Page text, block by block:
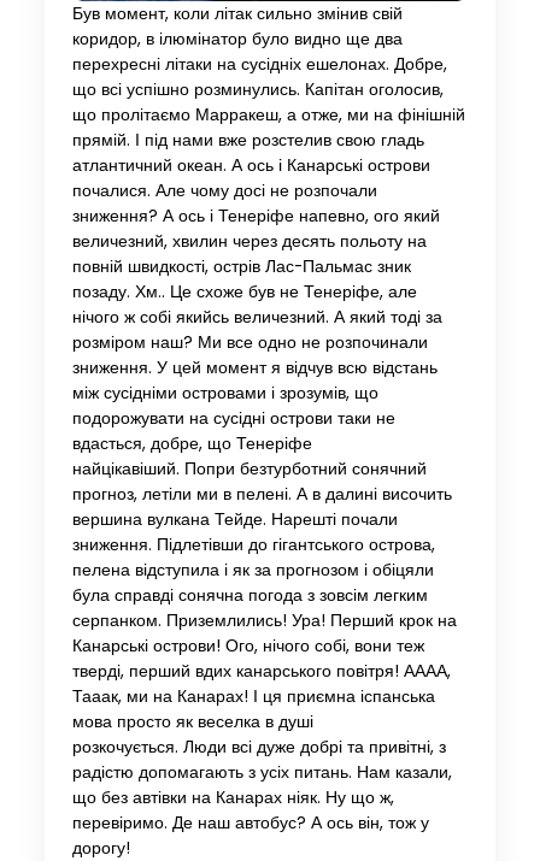
Був момент, коли літак сильно змінив свій
коридор, в ілюмінатор було видно ще два
перехресні літаки на сусідніх ешелонах. Добре,
що всі успішно розминулись. Капітан оголосив,
що пролітаємо Марракеш, а отже, ми на фінішній
прямій. І під нами вже розстелив свою гладь
атлантичний океан. А ось і Канарські острови
почалися. Але чому досі не розпочали
зниження? А ось і Тенеріфе напевно, ого який
величезний, хвилин через десять польоту на
повній швидкості, острів Лас-Пальмас зник
позаду. Хм.. Це схоже був не Тенеріфе, але
нічого ж собі якийсь величезний. А який тоді за
розміром наш? Ми все одно не розпочинали
зниження. У цей момент я відчув всю відстань
між сусідніми островами і зрозумів, що
подорожувати на сусідні острови таки не
вдасться, добре, що Тенеріфе
найцікавіший. Попри безтурботний сонячний
прогноз, летіли ми в пелені. А в далині височить
вершина вулкана Тейде. Нарешті почали
зниження. Підлетівши до гігантського острова,
пелена відступила і як за прогнозом і обіцяли
була справді сонячна погода з зовсім легким
серпанком. Приземлились! Ура! Перший крок на
Канарські острови! Ого, нічого собі, вони теж
тверді, перший вдих канарського повітря! АААА,
Тааак, ми на Канарах! І ця приємна іспанська
мова просто як веселка в душі
розкочується. Люди всі дуже добрі та привітні, з
радістю допомагають з усіх питань. Нам казали,
що без автівки на Канарах ніяк. Ну що ж,
перевіримо. Де наш автобус? А ось він, тож у
дорогу!